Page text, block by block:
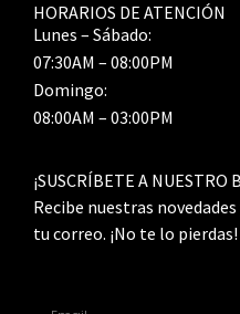
HORARIOS DE ATENCIÓN
Lunes – Sábado:
07:30AM – 08:00PM
Domingo:
08:00AM – 03:00PM
¡SUSCRÍBETE A NUESTRO
Recibe nuestras
tu correo. ¡No te lo pierdas!